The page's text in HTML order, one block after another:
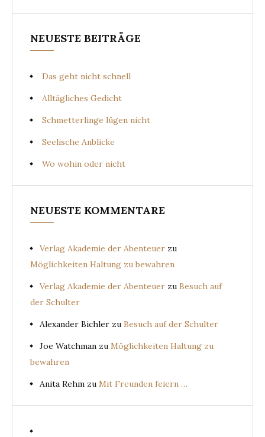
NEUESTE BEITRÄGE
Das geht nicht schnell
Alltägliches Gedicht
Schmetterlinge lügen nicht
Seelische Anblicke
Wo wohin oder nicht
NEUESTE KOMMENTARE
Verlag Akademie der Abenteuer zu
Möglichkeiten Haltung zu bewahren
Verlag Akademie der Abenteuer zu Besuch auf
der Schulter
Alexander Bichler zu Besuch auf der Schulter
Joe Watchman zu Möglichkeiten Haltung zu
bewahren
Anita Rehm zu Mit Freunden feiern …